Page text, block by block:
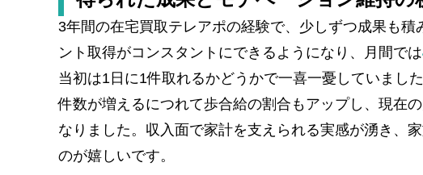
3年間の在宅買取テレアポの経験で、少しずつ成果も積
ント取得がコンスタントにできるようになり、月間では
当初は1日に1件取れるかどうかで一喜一憂していまし
件数が増えるにつれて歩合給の割合もアップし、現在
なりました。収入面で家計を支えられる実感が湧き、
のが嬉しいです。